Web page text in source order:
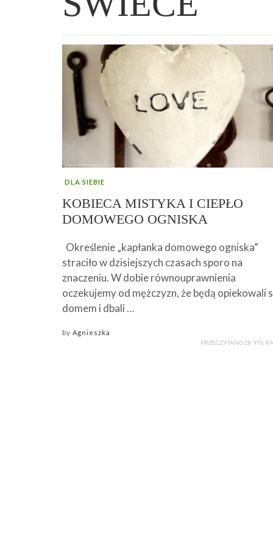
WIELKANOCNA BABKA DROŻDŻOWA –
„TRZYGODZINNA”
„PRZEMIANA” PODRÓŻ DO SIŁY I
WOLNOŚCI :)
GENIALNY ZAKWAS Z BURAKÓW
ROBOTY – WZMACNIA KREW I
AFIRMACJE – TWORZENIE DOBREGO
ŻYCIA!
DLA SIEBIE
KOBIECA MISTYKA I CIEPŁO
DOMOWEGO OGNISKA
Określenie „kapłanka domowego ogniska”
straciło w dzisiejszych czasach sporo na
znaczeniu. W dobie równouprawnienia
oczekujemy od mężczyzn, że będą opiekowali
domem i dbali …
by Agnieszka
PRZECZYTANO 28 976